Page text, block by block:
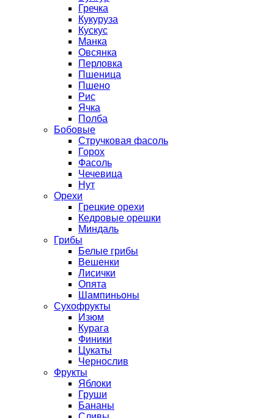
Гречка
Кукуруза
Кускус
Манка
Овсянка
Перловка
Пшеница
Пшено
Рис
Ячка
Полба
Бобовые
Стручковая фасоль
Горох
Фасоль
Чечевица
Нут
Орехи
Грецкие орехи
Кедровые орешки
Миндаль
Грибы
Белые грибы
Вешенки
Лисички
Опята
Шампиньоны
Сухофрукты
Изюм
Курага
Финики
Цукаты
Чернослив
Фрукты
Яблоки
Груши
Бананы